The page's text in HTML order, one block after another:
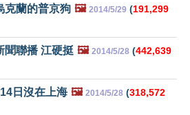
克蘭的普京狗 🖼️ 2014/5/29 (191,299
聞聯播 江硬挺 🖼️ 2014/5/28 (442,639
日沒在上海 🖼️ 2014/5/28 (318,572